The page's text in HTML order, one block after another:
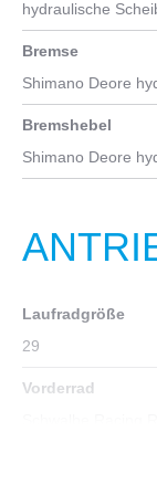
hydraulische
Bremse
Shimano Deore
Bremshebel
Shimano Deore
Laufradgröße
29
Vorderrad